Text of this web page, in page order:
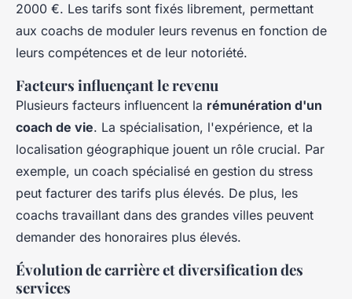
2000 €. Les tarifs sont fixés librement, permettant
aux coachs de moduler leurs revenus en fonction de
leurs compétences et de leur notoriété.
Facteurs influençant le revenu
Plusieurs facteurs influencent la rémunération d'un
coach de vie. La spécialisation, l'expérience, et la
localisation géographique jouent un rôle crucial. Par
exemple, un coach spécialisé en gestion du stress
peut facturer des tarifs plus élevés. De plus, les
coachs travaillant dans des grandes villes peuvent
demander des honoraires plus élevés.
Évolution de carrière et diversification des
services